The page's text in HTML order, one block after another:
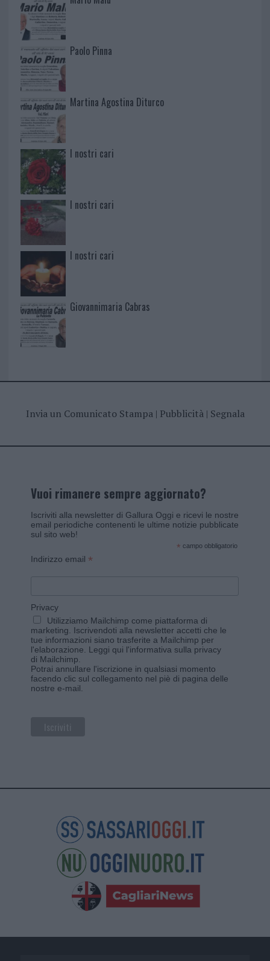
Paolo Pinna
Martina Agostina Diturco
I nostri cari
I nostri cari
I nostri cari
Giovannimaria Cabras
Invia un Comunicato Stampa| Pubblicità| Segnala
Vuoi rimanere sempre aggiornato?
Iscriviti alla newsletter di Gallura Oggi e ricevi le nostre
email periodiche contenenti le ultime notizie pubblicate
sul sito web!
* campo obbligatorio
Indirizzo email *
Privacy
Utilizziamo Mailchimp come piattaforma di
marketing. Iscrivendoti alla newsletter accetti che le
tue informazioni siano trasferite a Mailchimp per
l'elaborazione. Leggi qui l'informativa sulla privacy
di Mailchimp
Potrai annullare l'iscrizione in qualsiasi momento
facendo clic sul collegamento nel piè di pagina delle
nostre e-mail.